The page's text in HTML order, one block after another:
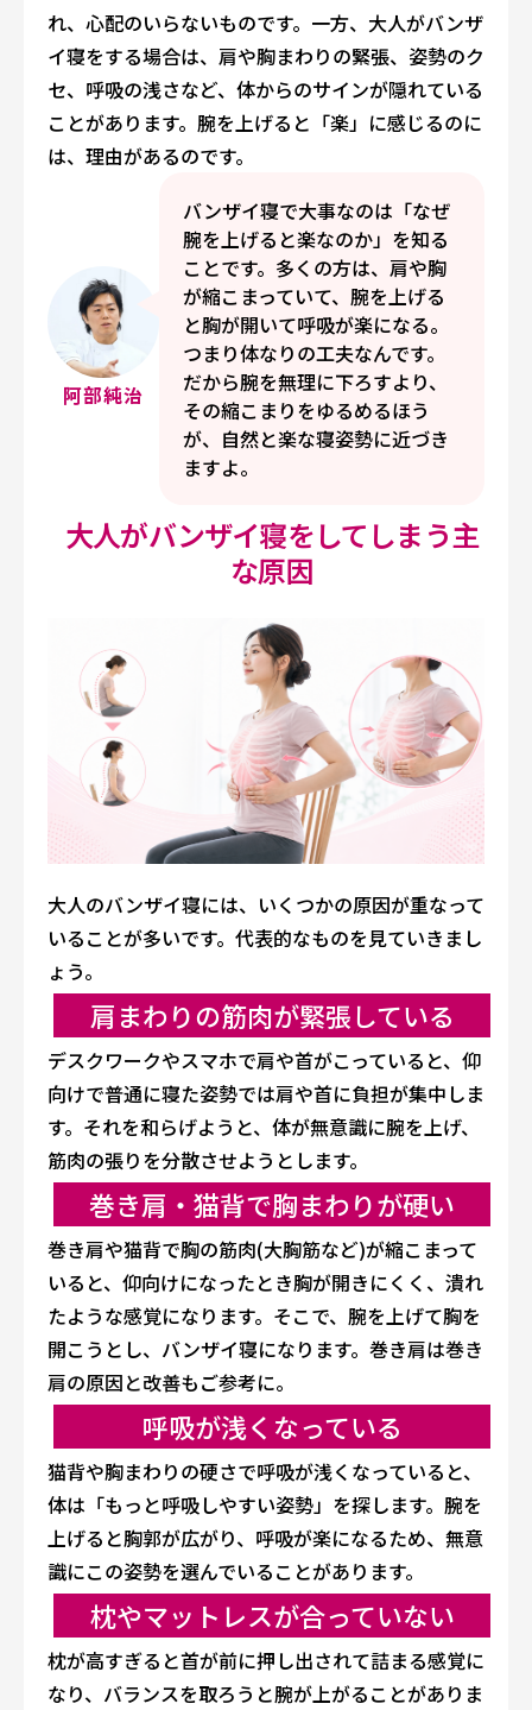
れ、心配のいらないものです。一方、大人がバンザ
イ寝をする場合は、肩や胸まわりの緊張、姿勢のク
セ、呼吸の浅さなど、体からのサインが隠れている
ことがあります。腕を上げると「楽」に感じるのに
は、理由があるのです。
阿部純治
バンザイ寝で大事なのは「なぜ
腕を上げると楽なのか」を知る
ことです。多くの方は、肩や胸
が縮こまっていて、腕を上げる
と胸が開いて呼吸が楽になる。
つまり体なりの工夫なんです。
だから腕を無理に下ろすより、
その縮こまりをゆるめるほう
が、自然と楽な寝姿勢に近づき
ますよ。
大人がバンザイ寝をしてしまう主
な原因
大人のバンザイ寝には、いくつかの原因が重なって
いることが多いです。代表的なものを見ていきまし
ょう。
肩まわりの筋肉が緊張している
デスクワークやスマホで肩や首がこっていると、仰
向けで普通に寝た姿勢では肩や首に負担が集中しま
す。それを和らげようと、体が無意識に腕を上げ、
筋肉の張りを分散させようとします。
巻き肩・猫背で胸まわりが硬い
巻き肩や猫背で胸の筋肉(大胸筋など)が縮こまって
いると、仰向けになったとき胸が開きにくく、潰れ
たような感覚になります。そこで、腕を上げて胸を
開こうとし、バンザイ寝になります。巻き肩は巻き
肩の原因と改善もご参考に。
呼吸が浅くなっている
猫背や胸まわりの硬さで呼吸が浅くなっていると、
体は「もっと呼吸しやすい姿勢」を探します。腕を
上げると胸郭が広がり、呼吸が楽になるため、無意
識にこの姿勢を選んでいることがあります。
枕やマットレスが合っていない
枕が高すぎると首が前に押し出されて詰まる感覚に
なり、バランスを取ろうと腕が上がることがありま